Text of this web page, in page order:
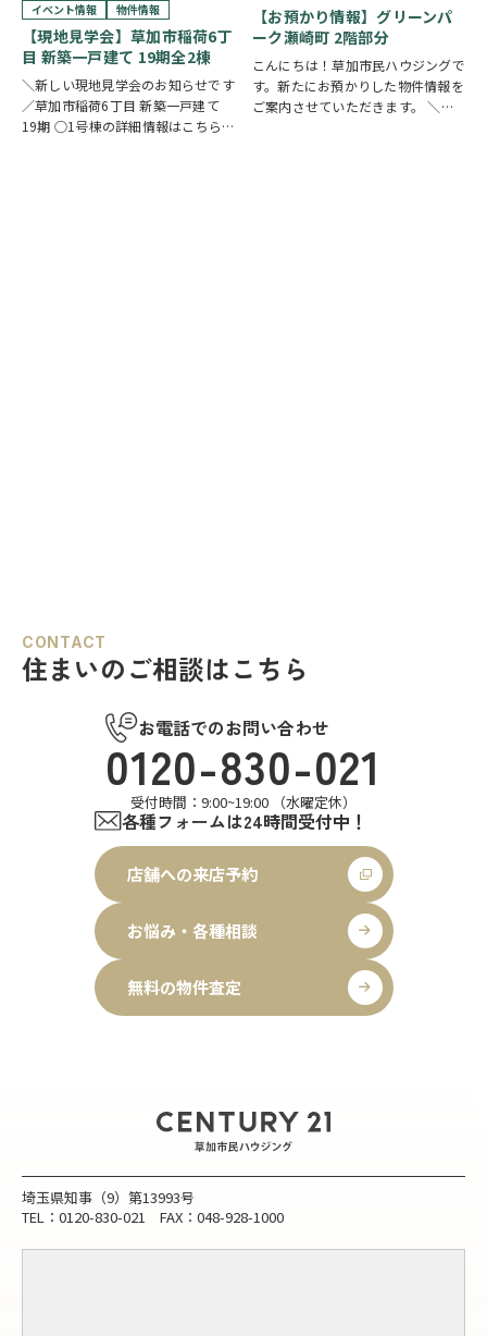
ングでは、草加市・八潮市を中心
に、当日ご案内可能な完…
イベント情報 物件情報
【現地見学会】草加市稲荷6丁
目 新築一戸建て 19期全2棟
＼新しい現地見学会のお知らせです
／草加市稲荷6丁目 新築一戸建て
19期 ○1号棟の詳細情報はこちら
【お預かり情報】グリーンパ
ーク瀬崎町 2階部分
こんにちは！草加市民ハウジングで
す。新たにお預かりした物件情報を
ご案内させていただきます。 ＼弊
CONTACT
住まいのご相談はこちら
お電話でのお問い合わせ
0120-830-021
受付時間：9:00~19:00 （水曜定休）
各種フォームは24時間受付中！
店舗への来店予約
お悩み・各種相談
無料の物件査定
埼玉県知事（9）第13993号
TEL：0120-830-021 FAX：048-928-1000